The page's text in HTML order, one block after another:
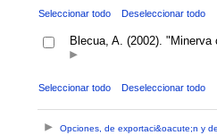
Seleccionar todo Deseleccionar todo
Blecua, A. (2002).
Seleccionar todo Deseleccionar todo
Opciones, de exportaci&oacute;n y